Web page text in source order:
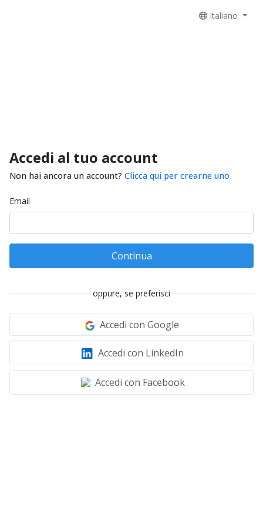
Italiano
Accedi al tuo account
Non hai ancora un account? Clicca qui per crearne uno
Email
Continua
oppure, se preferisci
Accedi con Google
Accedi con LinkedIn
Accedi con Facebook